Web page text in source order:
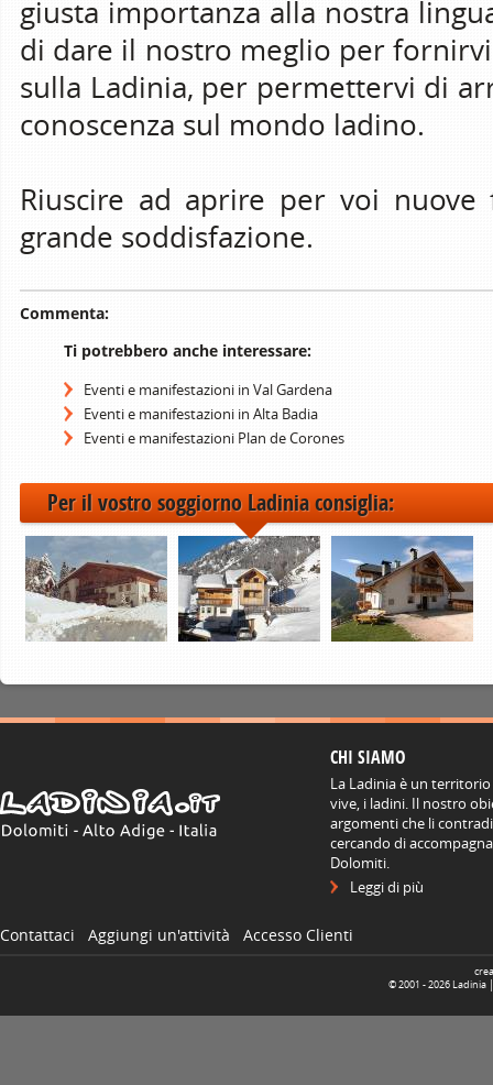
giusta importanza alla nostra
di dare il nostro meglio per
sulla Ladinia, per permettervi di
conoscenza sul mondo ladino.
Riuscire ad aprire per voi
grande soddisfazione.
Commenta:
Ti potrebbero anche interessare:
Eventi e manifestazioni in Val Gardena
Eventi e manifestazioni in Alta Badia
Eventi e manifestazioni Plan de Corones
Per il vostro soggiorno Ladinia consiglia:
CHI SIAMO
La Ladinia è un
vive, i ladini. Il nostro
argomenti che li
cercando di
Dolomiti.
Leggi di più
Contattaci Aggiungi un'attività Accesso Clienti
© 2001 -2026 Ladinia